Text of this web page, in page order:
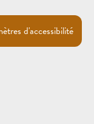
d'accessibilité